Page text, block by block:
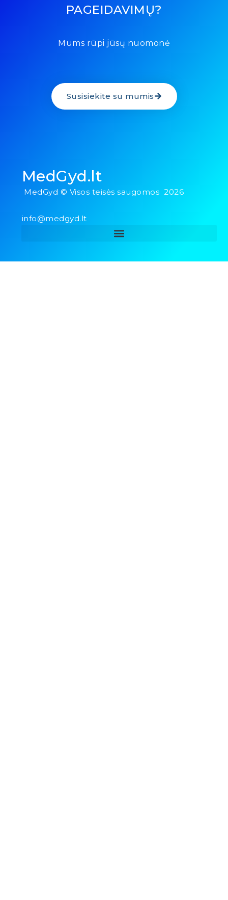
PAGEIDAVIMŲ?
Mums rūpi jūsų nuomonė
Susisiekite su mumis
MedGyd.lt
MedGyd © Visos teisės saugomos 2026
info@medgyd.lt